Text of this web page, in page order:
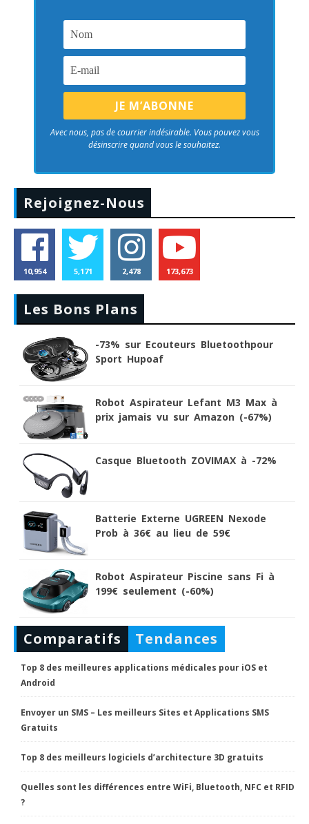
Avec nous, pas de courrier indésirable. Vous pouvez vous
désinscrire quand vous le souhaitez.
Rejoignez-Nous
10,954 5,171 2,478 173,673
Les Bons Plans
-73% sur Ecouteurs Bluetoothpour
Sport Hupoaf
Robot Aspirateur Lefant M3 Max à
prix jamais vu sur Amazon (-67%)
Casque Bluetooth ZOVIMAX à -72%
Batterie Externe UGREEN Nexode
Prob à 36€ au lieu de 59€
Robot Aspirateur Piscine sans Fi à
199€ seulement (-60%)
Comparatifs Tendances
Top 8 des meilleures applications médicales pour iOS et
Android
Envoyer un SMS – Les meilleurs Sites et Applications SMS
Gratuits
Top 8 des meilleurs logiciels d’architecture 3D gratuits
Quelles sont les différences entre WiFi, Bluetooth, NFC et RFID
?